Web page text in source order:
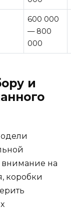
600 000
— 800
000
и
внимание на
коробки